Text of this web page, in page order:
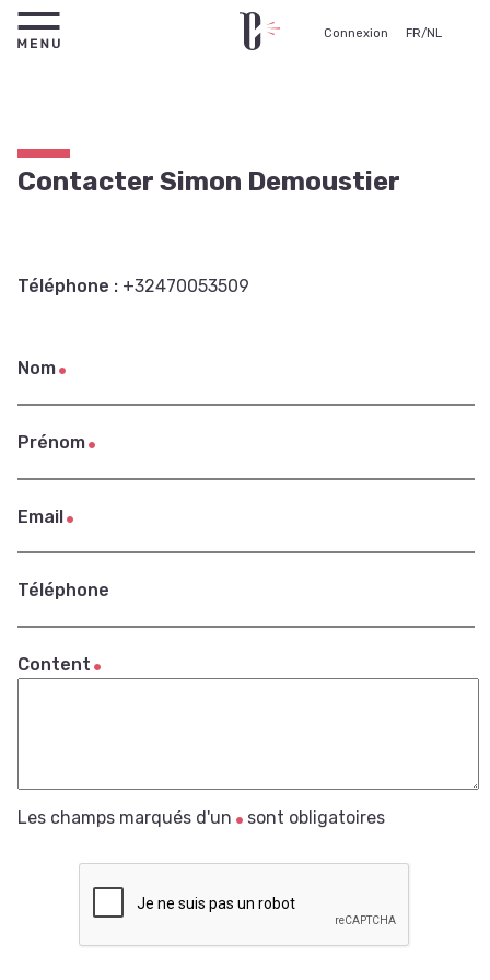
Connexion FR/NL
Contacter Simon Demoustier
Téléphone : +32470053509
Nom
Prénom
Email
Téléphone
Content
Les champs marqués d'un sont obligatoires